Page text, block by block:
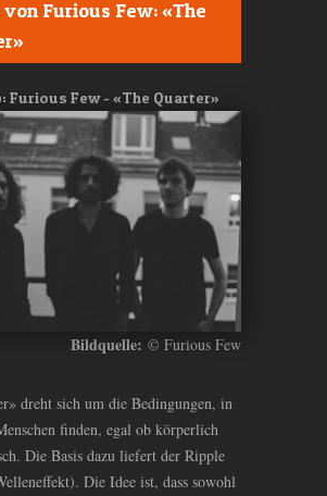
von Furious Few: «The
Furious Few - «The Quarter»
Bildquelle: © Furious Few
dreht sich um die Bedingungen, in
finden, egal ob körperlich
Die Basis dazu liefert der Ripple
Die Idee ist, dass sowohl